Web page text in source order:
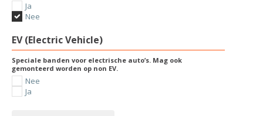
Ja
Nee
EV (Electric Vehicle)
Speciale banden voor electrische auto’s. Mag ook
gemonteerd worden op non EV.
Nee
Ja